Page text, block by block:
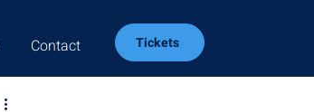
Contact Tickets